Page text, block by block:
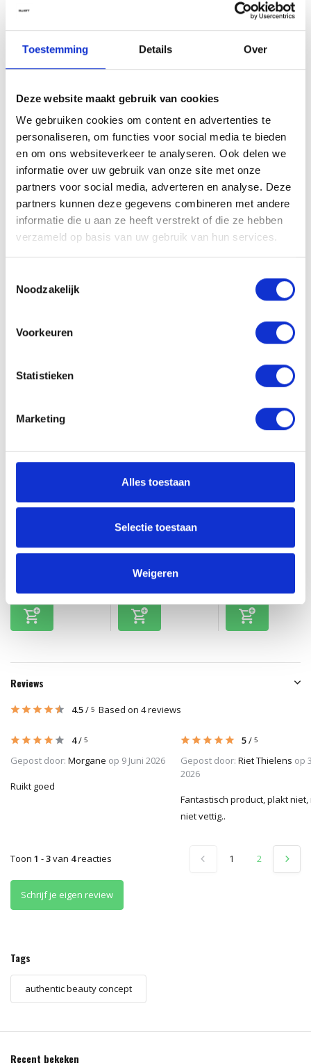
Toestemming Details Over
Deze website maakt gebruik van cookies
We gebruiken cookies om content en advertenties te
personaliseren, om functies voor social media te bieden
en om ons websiteverkeer te analyseren. Ook delen we
informatie over uw gebruik van onze site met onze
partners voor social media, adverteren en analyse. Deze
partners kunnen deze gegevens combineren met andere
informatie die u aan ze heeft verstrekt of die ze hebben
verzameld op basis van uw gebruik van hun services.
Noodzakelijk
Voorkeuren
Statistieken
Marketing
Alles toestaan
Selectie toestaan
Weigeren
Tip van onze kappers
haarpunten na het stylen of föhnen. Breng een kleine hoeveelheid
aan om pluizen te verminderen en extra glans te geven. Bewaar een
Aqua (Water, Eau), Cetearyl Alcohol, Butyrospermum Parkii (Shea)
Butter, Helianthus Annuus (Sunflower) Seed Oil, Cetearyl Glucoside,
Glycerin, Glyceryl Stearate, Panthenol, Tocopherol, Cetrimonium
Chloride, Parfum (Fragrance), Sodium Benzoate, Citric Acid,
Potassium Sorbate, Limonene, Linalool, Alpha-Isomethyl Ionone.*
*Ingrediënten en verpakking kunnen wijzigen. Raadpleeg steeds de
verpakking voor de meest actuele informatie.
Aan verlanglijst toevoegen
Heb je een vraag?
Onze kappers helpen je graag verder!
Incl. btw
31,95
Incl. btw Incl. btw
Reviews
4.5/ 5 Based on 4 reviews
4/ 5
Gepost door: Morgane op 9 Juni 2026
Ruikt goed
5/ 5
Gepost door: Riet Thielens op
2026
Fantastisch product, plakt niet,
niet vettig..
Toon 1 -3van 4reacties 1 2
Schrijf je eigen review
Tags
authentic beauty concept
Recent bekeken